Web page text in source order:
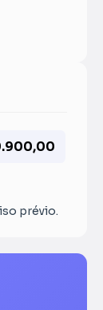
prévio.